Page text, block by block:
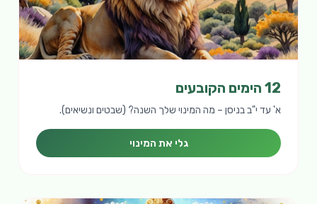
12 הימים הקובעים
א' עד י"ב בניסן – מה המינוי שלך השנה? (שבטים ונשיאים).
גלי את המינוי